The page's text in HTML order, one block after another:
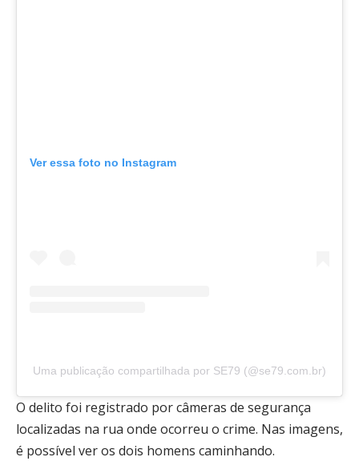
Ver essa foto no Instagram
Uma publicação compartilhada por SE79 (@se79.com.br)
O delito foi registrado por câmeras de segurança
localizadas na rua onde ocorreu o crime. Nas imagens,
é possível ver os dois homens caminhando.